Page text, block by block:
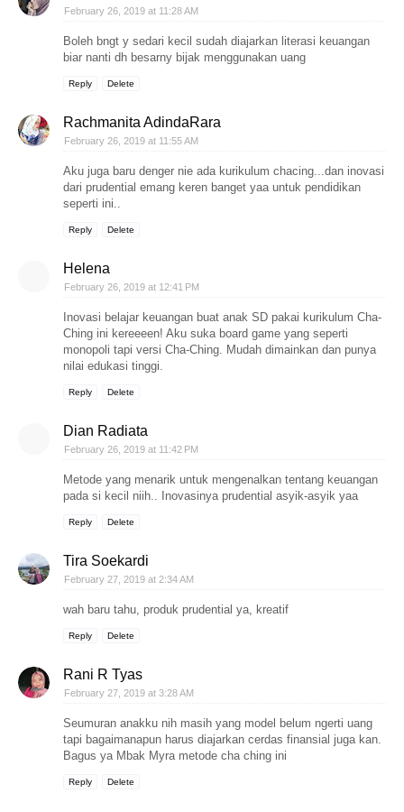
February 26, 2019 at 11:28 AM
Boleh bngt y sedari kecil sudah diajarkan literasi keuangan
biar nanti dh besarny bijak menggunakan uang
Reply Delete
Rachmanita AdindaRara
February 26, 2019 at 11:55 AM
Aku juga baru denger nie ada kurikulum chacing...dan inovasi
dari prudential emang keren banget yaa untuk pendidikan
seperti ini..
Reply Delete
Helena
February 26, 2019 at 12:41 PM
Inovasi belajar keuangan buat anak SD pakai kurikulum Cha-
Ching ini kereeeen! Aku suka board game yang seperti
monopoli tapi versi Cha-Ching. Mudah dimainkan dan punya
nilai edukasi tinggi.
Reply Delete
Dian Radiata
February 26, 2019 at 11:42 PM
Metode yang menarik untuk mengenalkan tentang keuangan
pada si kecil niih.. Inovasinya prudential asyik-asyik yaa
Reply Delete
Tira Soekardi
February 27, 2019 at 2:34 AM
wah baru tahu, produk prudential ya, kreatif
Reply Delete
Rani R Tyas
February 27, 2019 at 3:28 AM
Seumuran anakku nih masih yang model belum ngerti uang
tapi bagaimanapun harus diajarkan cerdas finansial juga kan.
Bagus ya Mbak Myra metode cha ching ini
Reply Delete